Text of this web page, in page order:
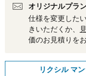
オリジナルプラ
仕様を変更した
きいただくか、
価のお見積りを
リクシル マ